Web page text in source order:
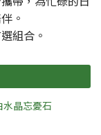
。
組合。